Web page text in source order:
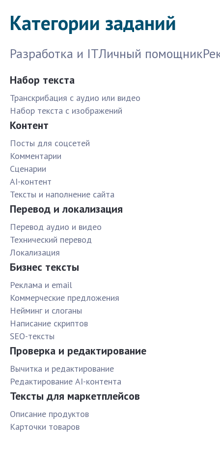
Категории заданий
Разработка и ITЛичный помощник
Набор текста
Транскрибация с аудио или видео
Набор текста с изображений
Контент
Посты для соцсетей
Комментарии
Сценарии
AI-контент
Тексты и наполнение сайта
Перевод и локализация
Перевод аудио и видео
Технический перевод
Локализация
Бизнес тексты
Реклама и email
Коммерческие предложения
Нейминг и слоганы
Написание скриптов
SEO-тексты
Проверка и редактирование
Вычитка и редактирование
Редактирование AI-контента
Тексты для маркетплейсов
Описание продуктов
Карточки товаров